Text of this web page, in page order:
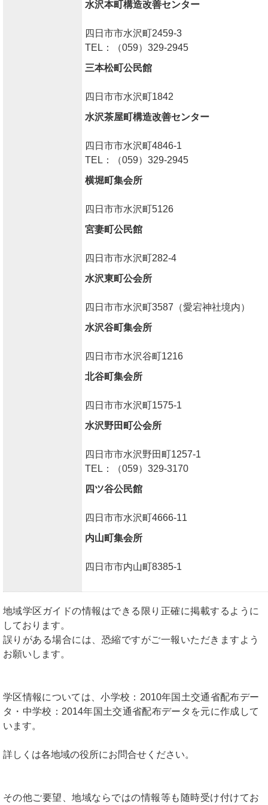
水沢本町構造改善センター
四日市市水沢町2459-3
TEL：（059）329-2945
三本松町公民館
四日市市水沢町1842
水沢茶屋町構造改善センター
四日市市水沢町4846-1
TEL：（059）329-2945
横堀町集会所
四日市市水沢町5126
宮妻町公民館
四日市市水沢町282-4
水沢東町公会所
四日市市水沢町3587（愛宕神社境内）
水沢谷町集会所
四日市市水沢谷町1216
北谷町集会所
四日市市水沢町1575-1
水沢野田町公会所
四日市市水沢野田町1257-1
TEL：（059）329-3170
四ツ谷公民館
四日市市水沢町4666-11
内山町集会所
四日市市内山町8385-1
地域学区ガイドの情報はできる限り正確に掲載するように
しております。
誤りがある場合には、恐縮ですがご一報いただきますよう
お願いします。
学区情報については、小学校：2010年国土交通省配布デー
タ・中学校：2014年国土交通省配布データを元に作成して
います。
詳しくは各地域の役所にお問合せください。
その他ご要望、地域ならではの情報等も随時受け付けてお